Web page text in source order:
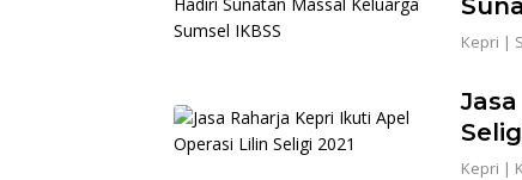
Kepri |
Kepri |